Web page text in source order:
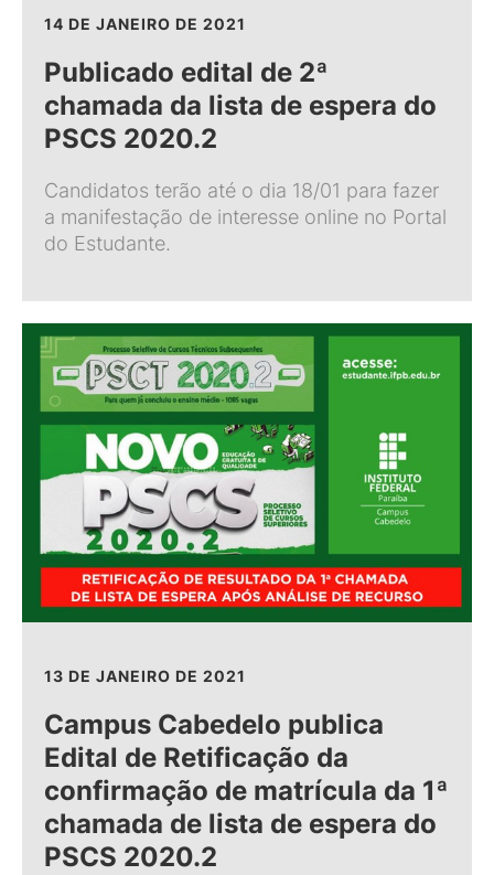
14 DE JANEIRO DE 2021
Publicado edital de 2ª
chamada da lista de espera do
PSCS 2020.2
Candidatos terão até o dia 18/01 para fazer
a manifestação de interesse online no Portal
do Estudante.
13 DE JANEIRO DE 2021
Campus Cabedelo publica
Edital de Retificação da
confirmação de matrícula da 1ª
chamada de lista de espera do
PSCS 2020.2